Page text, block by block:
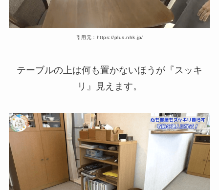
引用元：https://plus.nhk.jp/
テーブルの上は何も置かないほうが『スッキ
リ』見えます。